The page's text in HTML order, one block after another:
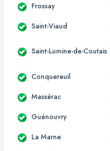
Frossay
Saint-Viaud
Saint-Lumine-de-Coutais
Conquereuil
Massérac
Guénouvry
La Marne